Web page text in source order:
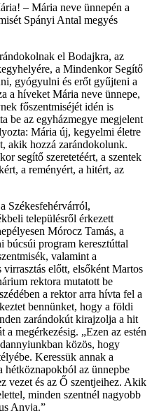
– Mária neve ünnepén a
Spányi Antal megyés
el Bodajkra, az
a Mindenkor Segítő
gyógyulni és erőt gyűjteni a
a híveket Mária neve ünnepe,
főszentmiséjét idén is
be az egyházmegye megjelent
Mária új, kegyelmi életre
akik hozzá zarándokolunk.
segítő szeretetéért, a szentek
a reményért, a hitért, az
Székesfehérvárról,
településről érkezett
Mórocz Tamás, a
búcsúi program keresztúttal
valamint a
virrasztás előtt, elsőként Martos
rektora mutatott be
a rektor arra hívta fel a
bennünket, hogy a földi
zarándokút kirajzolja a hit
a megérkezésig. „Ezen az estén
közös, hogy
Keressük annak a
hétköznapokból az ünnepbe
vezet és az Ő szentjeihez. Akik
minden szentnél nagyobb
Anyja.”